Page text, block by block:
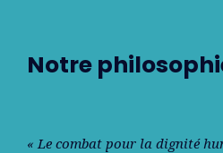
Notre
« Le combat pour la dignité